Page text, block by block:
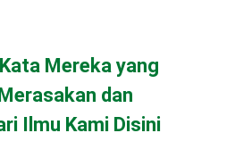
Mereka yang
dan
Ilmu Kami Disini